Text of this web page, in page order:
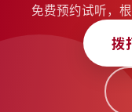
免费预约试听，
拨